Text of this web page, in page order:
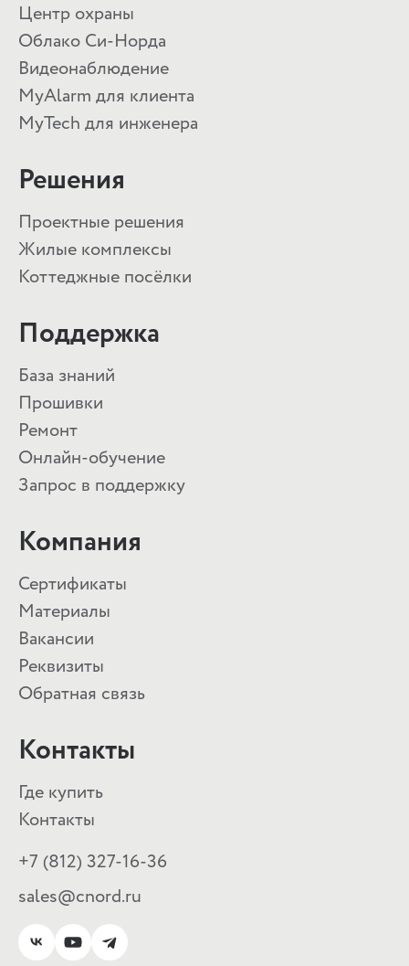
Центр охраны
Облако Си-Норда
Видеонаблюдение
MyAlarm для клиента
MyTech для инженера
Решения
Проектные решения
Жилые комплексы
Коттеджные посёлки
Поддержка
База знаний
Прошивки
Ремонт
Онлайн-обучение
Запрос в поддержку
Компания
Сертификаты
Материалы
Вакансии
Реквизиты
Обратная связь
Контакты
Где купить
Контакты
+7 (812) 327-16-36
sales@cnord.ru